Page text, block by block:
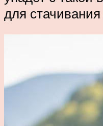
для стачивания